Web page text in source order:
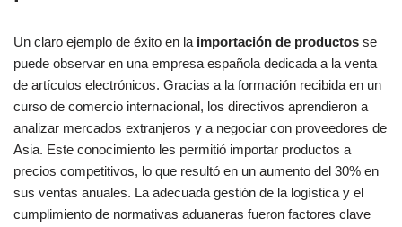
Un claro ejemplo de éxito en la importación de productos se
puede observar en una empresa española dedicada a la venta
de artículos electrónicos. Gracias a la formación recibida en un
curso de comercio internacional, los directivos aprendieron a
analizar mercados extranjeros y a negociar con proveedores de
Asia. Este conocimiento les permitió importar productos a
precios competitivos, lo que resultó en un aumento del 30% en
sus ventas anuales. La adecuada gestión de la logística y el
cumplimiento de normativas aduaneras fueron factores clave